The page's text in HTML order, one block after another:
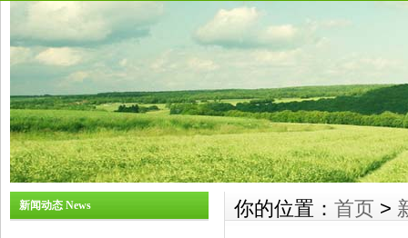
新闻动态 News 你的位置： 首页 >